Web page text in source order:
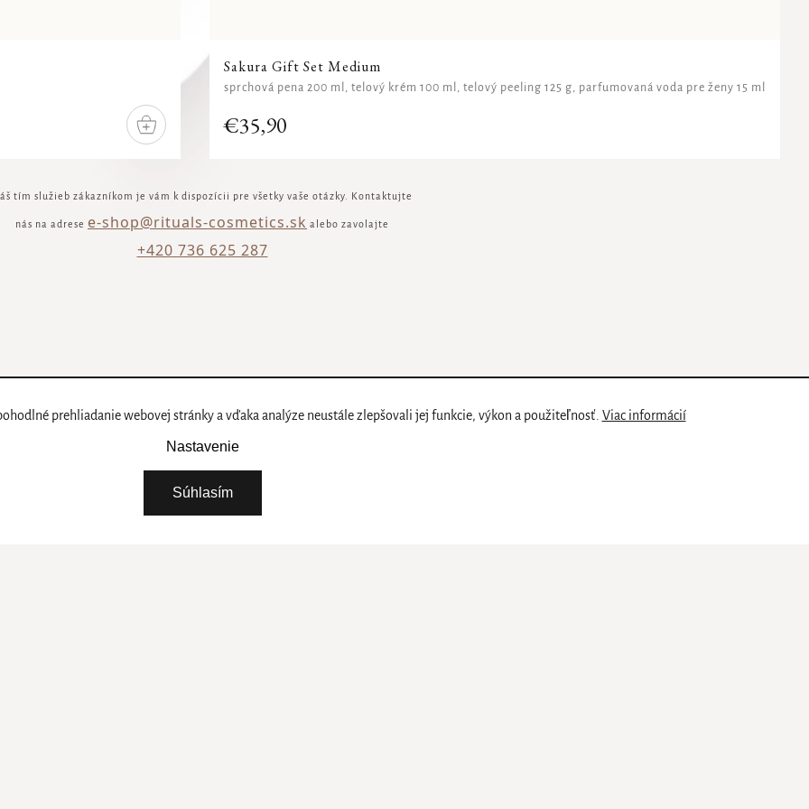
prehliadanie webovej stránky a vďaka analýze neustále zlepšovali jej funkcie, výkon a použiteľnosť. Viac informácií
Nastavenie
Súhlasím
DO
KOŠÍKU
Sakura Gift Set Medium
€35,90
sprchová pena 200 ml, telový krém 100 ml, telový peeling 125 g, parfumovaná voda pre ženy 15 ml
tím služieb zákazníkom je vám k dispozícii pre všetky vaše otázky. Kontaktujte
nás na adrese e-shop@rituals-cosmetics.sk alebo zavolajte
+420 736 625 287